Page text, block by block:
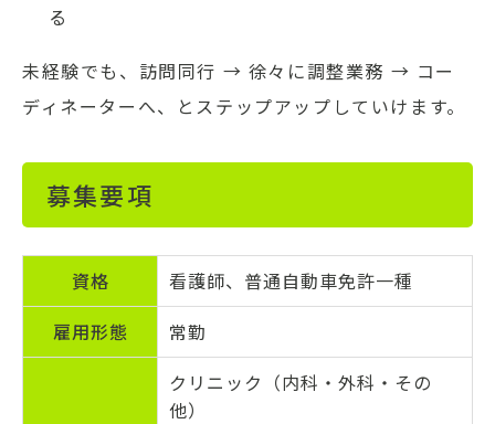
る
未経験でも、訪問同行 → 徐々に調整業務 → コー
ディネーターへ、とステップアップしていけます。
募集要項
資格
看護師、普通自動車免許一種
雇用形態 常勤
クリニック（内科・外科・その
他）